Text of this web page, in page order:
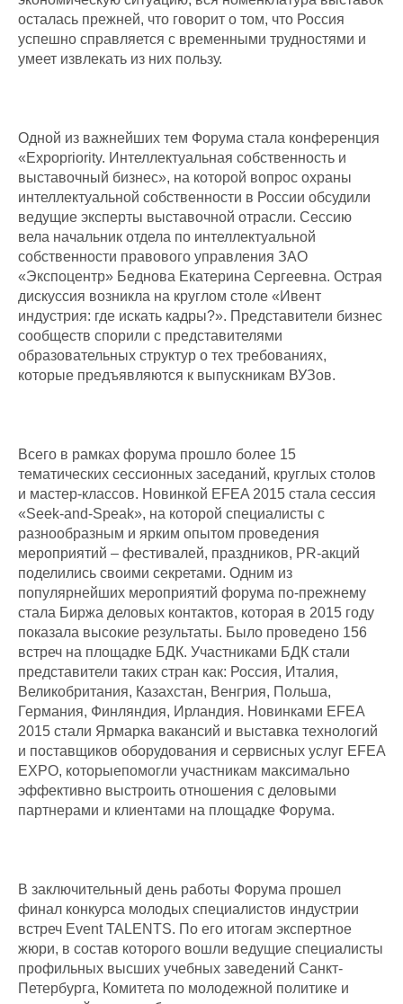
осталась прежней, что говорит о том, что Россия
успешно справляется с временными трудностями и
умеет извлекать из них пользу.
Одной из важнейших тем Форума стала конференция
«Expopriority. Интеллектуальная собственность и
выставочный бизнес», на которой вопрос охраны
интеллектуальной собственности в России обсудили
ведущие эксперты выставочной отрасли. Сессию
вела начальник отдела по интеллектуальной
собственности правового управления ЗАО
«Экспоцентр» Беднова Екатерина Сергеевна. Острая
дискуссия возникла на круглом столе «Ивент
индустрия: где искать кадры?». Представители бизнес
сообществ спорили с представителями
образовательных структур о тех требованиях,
которые предъявляются к выпускникам ВУЗов.
Всего в рамках форума прошло более 15
тематических сессионных заседаний, круглых столов
и мастер-классов. Новинкой EFEA 2015 стала сессия
«Seek-and-Speak», на которой специалисты с
разнообразным и ярким опытом проведения
мероприятий – фестивалей, праздников, PR-акций
поделились своими секретами. Одним из
популярнейших мероприятий форума по-прежнему
стала Биржа деловых контактов, которая в 2015 году
показала высокие результаты. Было проведено 156
встреч на площадке БДК. Участниками БДК стали
представители таких стран как: Россия, Италия,
Великобритания, Казахстан, Венгрия, Польша,
Германия, Финляндия, Ирландия. Новинками EFEA
2015 стали Ярмарка вакансий и выставка технологий
и поставщиков оборудования и сервисных услуг EFEA
EXPO, которыепомогли участникам максимально
эффективно выстроить отношения с деловыми
партнерами и клиентами на площадке Форума.
В заключительный день работы Форума прошел
финал конкурса молодых специалистов индустрии
встреч Event TALENTS. По его итогам экспертное
жюри, в состав которого вошли ведущие специалисты
профильных высших учебных заведений Санкт-
Петербурга, Комитета по молодежной политике и